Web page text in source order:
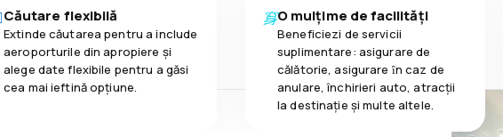
Căutare flexibilă
Extinde căutarea pentru a include
aeroporturile din apropiere și
alege date flexibile pentru a găsi
cea mai ieftină opțiune.
O mulțime de facilități
Beneficiezi de servicii
suplimentare: asigurare de
călătorie, asigurare ȋn caz de
anulare, închirieri auto, atracții
la destinaţie și multe altele.